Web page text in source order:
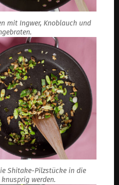
mit Ingwer, Knoblauch und
Shitake-Pilzstücke in die
werden.